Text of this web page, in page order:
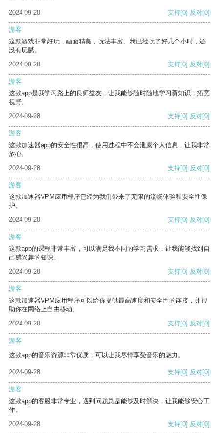
2024-09-28 支持[0] 反对[0]
游客
这款游戏非常好玩，画面精美，玩法丰富。我已经玩了好几个小时，还
没有玩腻。
2024-09-28
支持[0] 反对[0]
游客
这款app是我学习路上的良师益友，让我能够随时随地学习新知识，拓宽
视野。
2024-09-28
支持[0] 反对[0]
游客
这款加速器app的安全性很高，使用过程中不会泄露个人信息，让我非常
放心。
2024-09-28
支持[0] 反对[0]
游客
这款加速器VPM应用程序已经为我们带来了无限的流畅体验和安全性保
护。
2024-09-28
支持[0] 反对[0]
游客
这款app的课程非常丰富，可以满足我不同的学习需求，让我能够找到自
己感兴趣的知识。
2024-09-28
支持[0] 反对[0]
游客
这款加速器VPM应用程序可以给你提供最高速度和安全性的连接，并帮
助你在网络上自由移动。
2024-09-28
支持[0] 反对[0]
游客
这款app的音乐资源非常优质，可以让我尽情享受音乐的魅力。
2024-09-28 支持[0] 反对[0]
游客
这款app的客服非常专业，遇到问题总是能够及时解决，让我能够安心工
作。
2024-09-28
支持[0] 反对[0]